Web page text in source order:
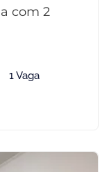
com 2
1 Vaga